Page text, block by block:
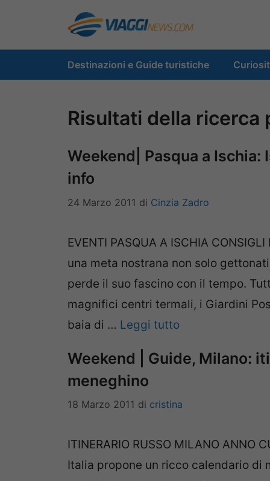
contenuto
Destinazioni e Guide turistiche
Risultati della ricerca
Weekend| Pasqua a Ischia:
info
24 Marzo 2011 di Cinzia Zadro
EVENTI PASQUA A ISCHIA
una meta nostrana non solo
perde il suo fascino con il tempo.
magnifici centri termali, i Giardini
baia di … Leggi tutto
Weekend | Guide, Milano:
meneghino
18 Marzo 2011 di cristina
ITINERARIO RUSSO MILANO ANNO
Italia propone un ricco calendario di